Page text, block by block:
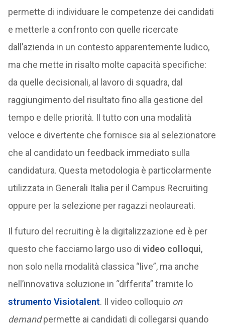
permette di individuare le competenze dei candidati
e metterle a confronto con quelle ricercate
dall’azienda in un contesto apparentemente ludico,
ma che mette in risalto molte capacità specifiche:
da quelle decisionali, al lavoro di squadra, dal
raggiungimento del risultato fino alla gestione del
tempo e delle priorità. Il tutto con una modalità
veloce e divertente che fornisce sia al selezionatore
che al candidato un feedback immediato sulla
candidatura. Questa metodologia è particolarmente
utilizzata in Generali Italia per il Campus Recruiting
oppure per la selezione per ragazzi neolaureati.
Il futuro del recruiting è la digitalizzazione ed è per
questo che facciamo largo uso di video colloqui,
non solo nella modalità classica “live”, ma anche
nell’innovativa soluzione in “differita” tramite lo
strumento Visiotalent. Il video colloquio on
demandpermette ai candidati di collegarsi quando